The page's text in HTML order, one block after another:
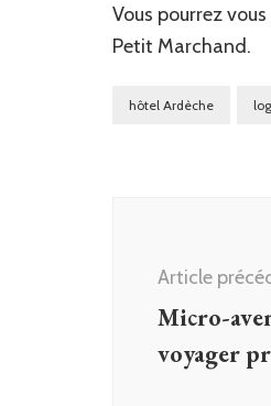
Vous pourrez
Petit Marchand.
hôtel Ardèche
Article
Micro-
voyager